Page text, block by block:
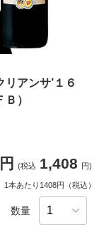
アンサ’１６
）
(税込 1,408 円)
1本あたり1408円（税込）
数量